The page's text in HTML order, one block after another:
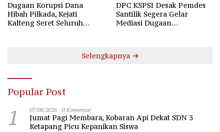
Dugaan Korupsi Dana
Hibah Pilkada, Kejati
Kalteng Seret Seluruh
DPC KSPSI Desak Pemdes
Santilik Segera Gelar
Mediasi Dugaan
Selengkapnya
Popular Post
1 07/08/2026 0 Komentar
Jumat Pagi Membara, Kobaran Api Dekat SDN 3
Ketapang Picu Kepanikan Siswa